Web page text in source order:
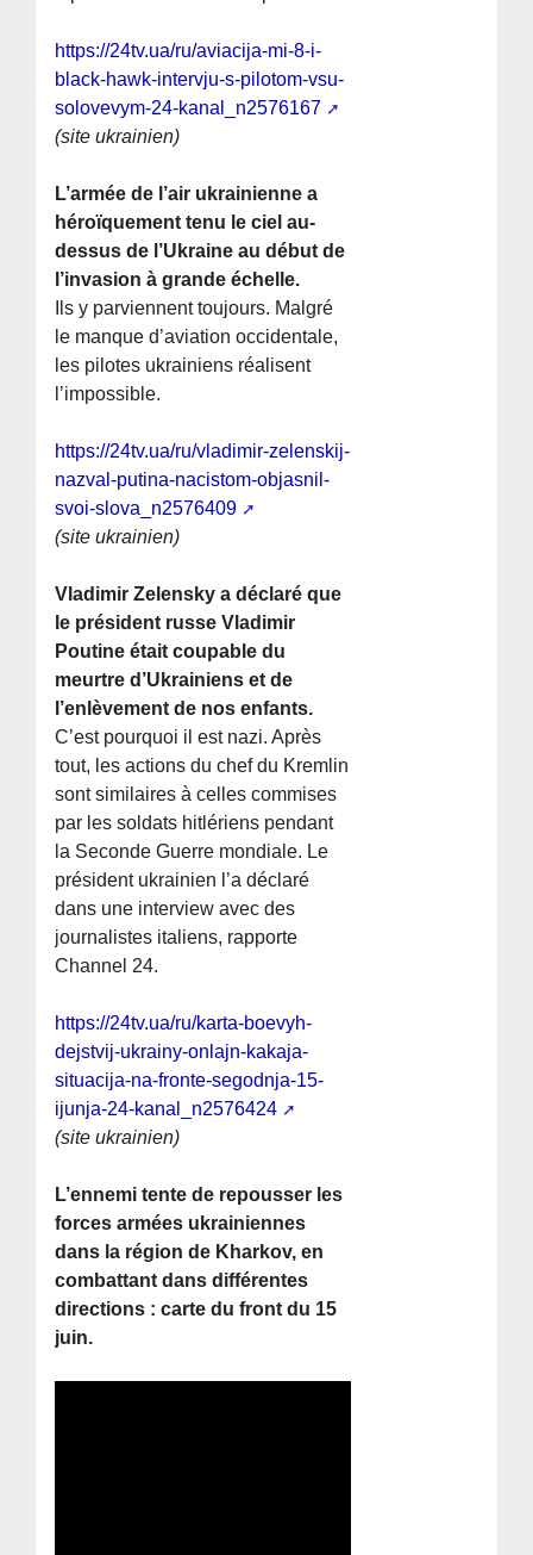
https://24tv.ua/ru/aviacija-mi-8-i-
black-hawk-intervju-s-pilotom-vsu-
solovevym-24-kanal_n2576167
(site ukrainien)
L’armée de l’air ukrainienne a
héroïquement tenu le ciel au-
dessus de l’Ukraine au début de
l’invasion à grande échelle.
Ils y parviennent toujours. Malgré
le manque d’aviation occidentale,
les pilotes ukrainiens réalisent
l’impossible.
https://24tv.ua/ru/vladimir-zelenskij-
nazval-putina-nacistom-objasnil-
svoi-slova_n2576409
(site ukrainien)
Vladimir Zelensky a déclaré que
le président russe Vladimir
Poutine était coupable du
meurtre d’Ukrainiens et de
l’enlèvement de nos enfants.
C’est pourquoi il est nazi. Après
tout, les actions du chef du Kremlin
sont similaires à celles commises
par les soldats hitlériens pendant
la Seconde Guerre mondiale. Le
président ukrainien l’a déclaré
dans une interview avec des
journalistes italiens, rapporte
Channel 24.
https://24tv.ua/ru/karta-boevyh-
dejstvij-ukrainy-onlajn-kakaja-
situacija-na-fronte-segodnja-15-
ijunja-24-kanal_n2576424
(site ukrainien)
L’ennemi tente de repousser les
forces armées ukrainiennes
dans la région de Kharkov, en
combattant dans différentes
directions : carte du front du 15
juin.